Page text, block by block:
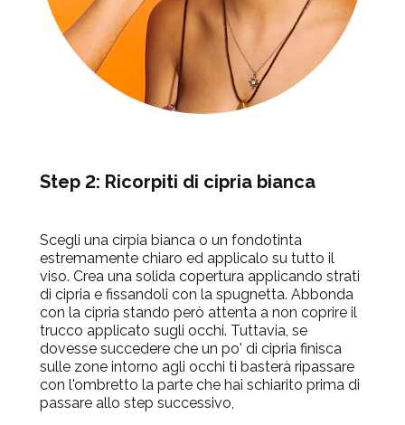
Step 2: Ricorpiti di cipria bianca
Scegli una cirpia bianca o un fondotinta
estremamente chiaro ed applicalo su tutto il
viso. Crea una solida copertura applicando strati
di cipria e fissandoli con la spugnetta. Abbonda
con la cipria stando però attenta a non coprire il
trucco applicato sugli occhi. Tuttavia, se
dovesse succedere che un po' di cipria finisca
sulle zone intorno agli occhi ti basterà ripassare
con l'ombretto la parte che hai schiarito prima di
passare allo step successivo,